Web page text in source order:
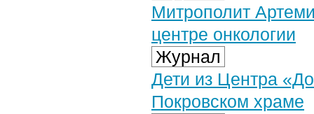
Митрополит
центре онкологии
Журнал
Дети из Центра
Покровском храме